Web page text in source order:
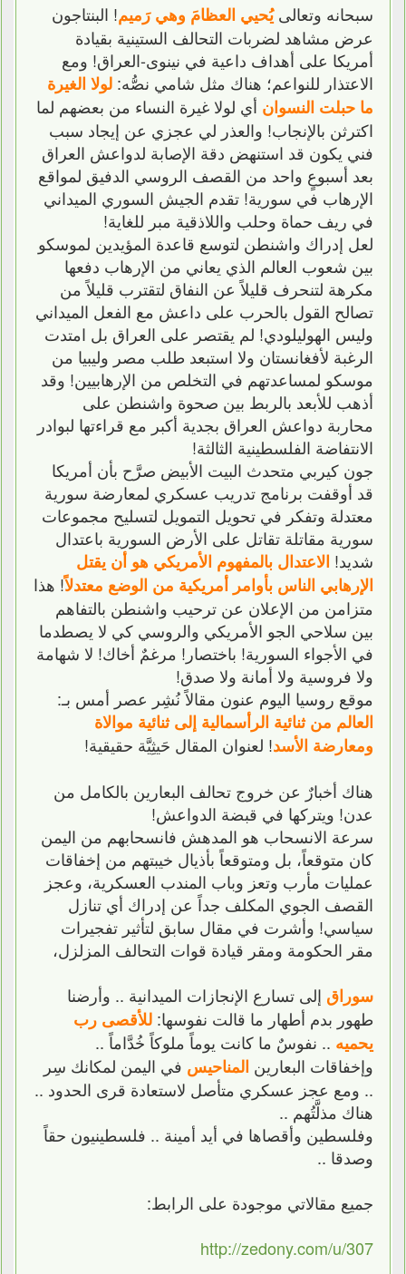
سبحانه وتعالىيُحيي العظامَ وهي رَميم! البنتاجون
عرض مشاهد لضربات التحالف الستينية بقيادة
أمريكا على أهداف داعية في نينوى-العراق! ومع
الاعتذار للنواعم؛ هناك مثل شامي نصُّه: لولا الغيرة
ما حبلت النسوان أي لولا غيرة النساء من بعضهم لما
اكترثن بالإنجاب! والعذر لي عجزي عن إيجاد سبب
فني يكون قد استنهض دقة الإصابة لدواعش العراق
بعد أسبوعٍ واحد من القصف الروسي الدفيق لمواقع
الإرهاب في سورية! تقدم الجيش السوري الميداني
في ريف حماة وحلب واللاذقية مبر للغاية!
لعل إدراك واشنطن لتوسع قاعدة المؤيدين لموسكو
بين شعوب العالم الذي يعاني من الإرهاب دفعها
مكرهة لتنحرف قليلاً عن النفاق لتقترب قليلاً من
تصالح القول بالحرب على داعش مع الفعل الميداني
وليس الهوليلودي! لم يقتصر على العراق بل امتدت
الرغبة لأفغانستان ولا استبعد طلب مصر وليبيا من
موسكو لمساعدتهم في التخلص من الإرهابيين! وقد
أذهب للأبعد بالربط بين صحوة واشنطن على
محاربة دواعش العراق بجدية أكبر مع قراءتها لبوادر
الانتفاضة الفلسطينية الثالثة!
جون كيربي متحدث البيت الأبيض صرَّح بأن أمريكا
قد أوقفت برنامج تدريب عسكري لمعارضة سورية
معتدلة وتفكر في تحويل التمويل لتسليح مجموعات
سورية مقاتلة تقاتل على الأرض السورية باعتدال
شديد! الاعتدال بالمفهوم الأمريكي هو أن يقتل
الإرهابي الناس بأوامر أمريكية من الوضع معتدلاً! هذا
متزامن من الإعلان عن ترحيب واشنطن بالتفاهم
بين سلاحي الجو الأمريكي والروسي كي لا يصطدما
في الأجواء السورية! باختصار! مرغمٌ أخاك! لا شهامة
ولا فروسية ولا أمانة ولا صدق!
موقع روسيا اليوم عنون مقالاً نُشِر عصر أمس بـ:
العالم من ثنائية الرأسمالية إلى ثنائية موالاة
ومعارضة الأسد! لعنوان المقال حَيثِيَّة حقيقية!
هناك أخبارٌ عن خروج تحالف البعارين بالكامل من
عدن! ويتركها في قبضة الدواعش!
سرعة الانسحاب هو المدهش فانسحابهم من اليمن
كان متوقعاً، بل ومتوقعاً بأذيال خيبتهم من إخفاقات
عمليات مأرب وتعز وباب المندب العسكرية، وعجز
القصف الجوي المكلف جداً عن إدراك أي تنازل
سياسي! وأشرت في مقال سابق لتأثير تفجيرات
مقر الحكومة ومقر قيادة قوات التحالف المزلزل،
سوراق إلى تسارع الإنجازات الميدانية .. وأرضنا
طهور بدم أطهار ما قالت نفوسها: للأقصى رب
يحميه .. نفوسٌ ما كانت يوماً ملوكاً خُدَّاماً ..
وإخفاقات البعارين المناحيس في اليمن لمكانك سِر
.. ومع عجز عسكري متأصل لاستعادة قرى الحدود ..
هناك مذلَّتُهم ..
وفلسطين وأقصاها في أيد أمينة .. فلسطينيون حقاً
وصدقا ..
جميع مقالاتي موجودة على الرابط:
http://zedony.com/u/307